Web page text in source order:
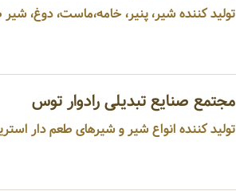
تولید کننده شیر، پنیر، خامه،ماست، دوغ،
مجتمع صنایع تبدیلی رادوار توس
تولید کننده انواع شیر و شیرهای طعم دار